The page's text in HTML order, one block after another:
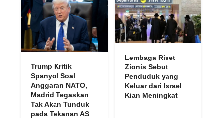
Trump Kritik
Spanyol Soal
Anggaran NATO,
Madrid Tegaskan
Tak Akan Tunduk
pada Tekanan AS
Lembaga Riset
Zionis Sebut
Penduduk yang
Keluar dari Israel
Kian Meningkat